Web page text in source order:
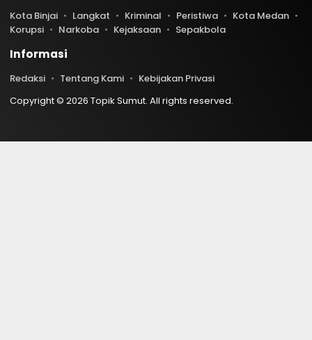
Kota Binjai Langkat Kriminal Peristiwa
Kota Medan
Korupsi
Narkoba Kejaksaan Sepakbola
Informasi
Redaksi Tentang Kami
Kebijakan Privasi
Copyright © 2026 Topik Sumut. All rights reserved.